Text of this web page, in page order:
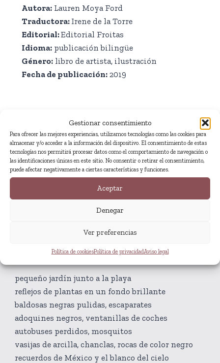
Gestionar consentimiento
Para ofrecer las mejores experiencias, utilizamos tecnologías como las cookies para
almacenar y/o acceder a la información del dispositivo. El consentimiento de estas
tecnologías nos permitirá procesar datos como el comportamiento de navegación o
las identificaciones únicas en este sitio. No consentir o retirar el consentimiento,
puede afectar negativamente a ciertas características y funciones.
Aceptar
Denegar
Ver preferencias
Política de cookiesPolítica de privacidadAviso legal
Autora: Lauren Moya Ford
Traductora: Irene de la Torre
Editorial:Editorial Froitas
Idioma: publicación bilingüe
Género: libro de artista, ilustración
Fecha de publicación: 2019
Fragmento
el sol que aparece y se esconde
la mano dibujándose a sí misma
pequeño jardín junto a la playa
reflejos de plantas en un fondo brillante
baldosas negras pulidas, escaparates
adoquines negros, ventanillas de coches
autobuses perdidos, mosquitos
vasijas de arcilla, chanclas, rocas de color negro
recuerdos de México y el blanco del cielo